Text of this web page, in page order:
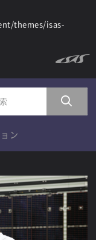
themes/isas-
ン